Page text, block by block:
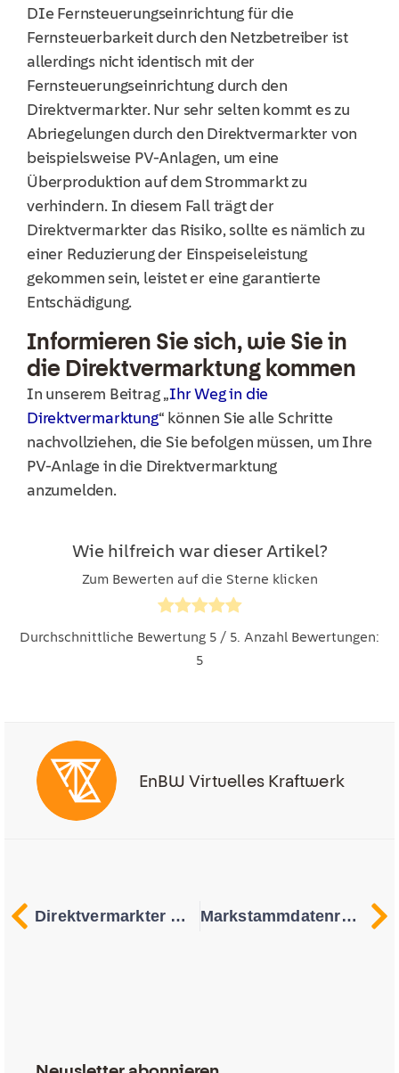
DIe Fernsteuerungseinrichtung für die
Fernsteuerbarkeit durch den Netzbetreiber ist
allerdings nicht identisch mit der
Fernsteuerungseinrichtung durch den
Direktvermarkter. Nur sehr selten kommt es zu
Abriegelungen durch den Direktvermarkter von
beispielsweise PV-Anlagen, um eine
Überproduktion auf dem Strommarkt zu
verhindern. In diesem Fall trägt der
Direktvermarkter das Risiko, sollte es nämlich zu
einer Reduzierung der Einspeiseleistung
gekommen sein, leistet er eine garantierte
Entschädigung.
Informieren Sie sich, wie Sie in
die Direktvermarktung kommen
In unserem Beitrag „Ihr Weg in die
Direktvermarktung“ können Sie alle Schritte
nachvollziehen, die Sie befolgen müssen, um Ihre
PV-Anlage in die Direktvermarktung
anzumelden.
Wie hilfreich war dieser Artikel?
Zum Bewerten auf die Sterne klicken
Durchschnittliche Bewertung 5 / 5. Anzahl Bewertungen:
5
EnBW Virtuelles Kraftwerk
Direkt­vermarkter wechseln in 4 Schritten Mark­stammdaten­register (MaStR): Was beachten und welche Fristen gelten?